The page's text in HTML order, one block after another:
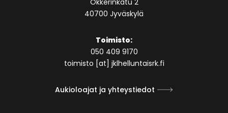
40700 Jyväskylä
Toimisto:
050 409 9170
toimisto [at] jklhelluntaisrk.fi
Aukioloajat ja yhteystiedot